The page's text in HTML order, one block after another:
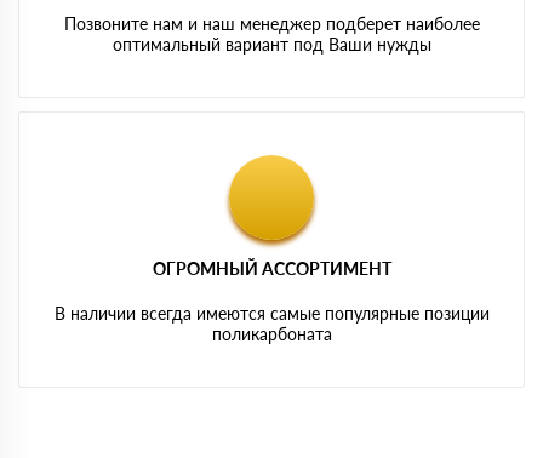
Позвоните нам и наш менеджер подберет наиболее
оптимальный вариант под Ваши нужды
ОГРОМНЫЙ АССОРТИМЕНТ
В наличии всегда имеются самые популярные позиции
поликарбоната